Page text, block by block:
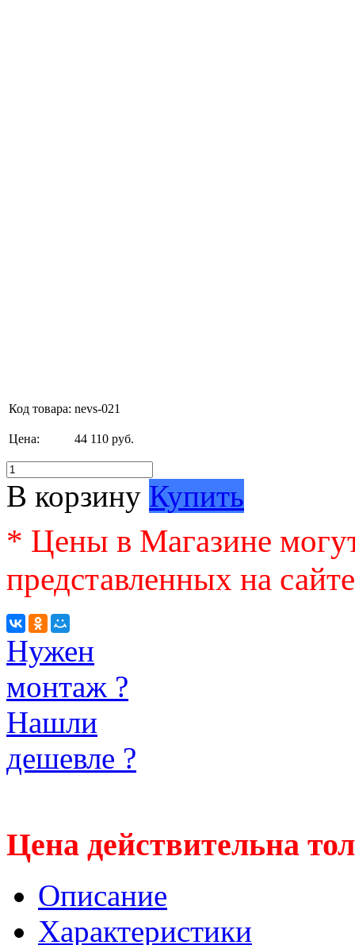
Код товара: nevs-021
Цена: 44 110 руб.
В корзину Купить
* Цены в Магазине
представленных на сайте
Нужен
монтаж ?
Нашли
дешевле ?
Цена действительна
Описание
Характеристики